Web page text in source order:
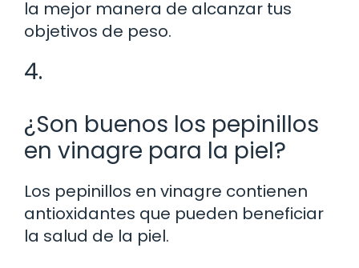
la mejor manera de alcanzar tus
objetivos de peso.
4.
¿Son buenos los pepinillos
en vinagre para la piel?
Los pepinillos en vinagre contienen
antioxidantes que pueden beneficiar
la salud de la piel.